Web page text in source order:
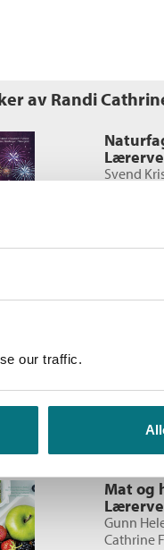
our traffic.
av Randi
Svend
Spiral
Spiral
Mat og
Gunn
Cathrine